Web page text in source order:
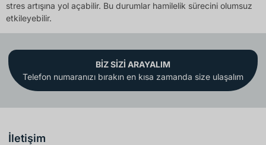
stres artışına yol açabilir. Bu durumlar hamilelik sürecini olumsuz
etkileyebilir.
BİZ SİZİ ARAYALIM
Telefon numaranızı bırakın en kısa zamanda size ulaşalım
İletişim